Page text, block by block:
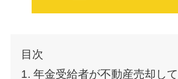
目次
1. 年金受給者が不動産売却し